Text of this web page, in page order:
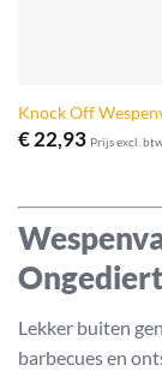
Knock Off
€22,93 Prijs excl.
Lekker buiten
barbecues en